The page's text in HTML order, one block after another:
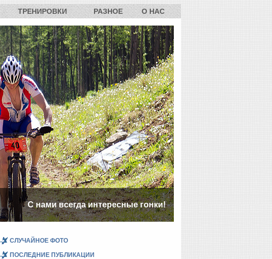
ТРЕНИРОВКИ РАЗНОЕ О НАС
С нами всегда интересные гонки!
СЛУЧАЙНОЕ ФОТО
ПОСЛЕДНИЕ ПУБЛИКАЦИИ